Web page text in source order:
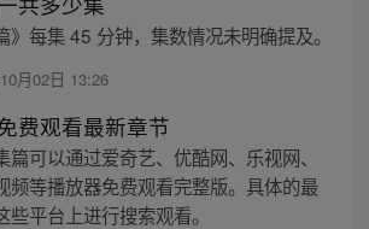
》每集 45 分钟，集数情况未明确提及。
月02日 13:26
费观看最新章节
篇可以通过爱奇艺、优酷网、乐视网、
频等播放器免费观看完整版。具体的最
平台上进行搜索观看。